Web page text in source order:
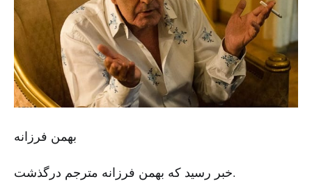
بهمن فرزانه
خبر رسید که بهمن فرزانه مترجم درگذشت.